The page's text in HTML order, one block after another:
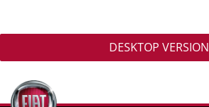
DESKTOP VERSION